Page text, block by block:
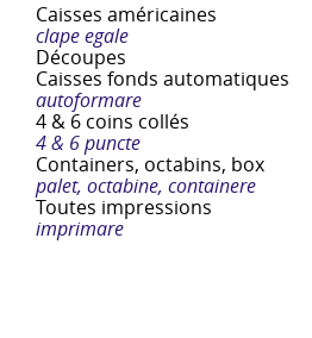
Caisses
clape egale
Caisses fonds
autoformare
4 & 6 coins
4 & 6 puncte
Containers, octabins,
palet, octabine, containere
Toutes
imprimare